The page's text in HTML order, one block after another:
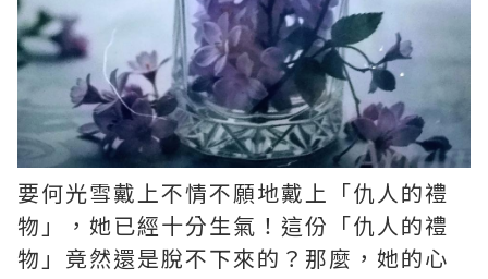
要何光雪戴上不情不願地戴上「仇人的禮
物」，她已經十分生氣！這份「仇人的禮
物」竟然還是脫不下來的？那麼，她的心